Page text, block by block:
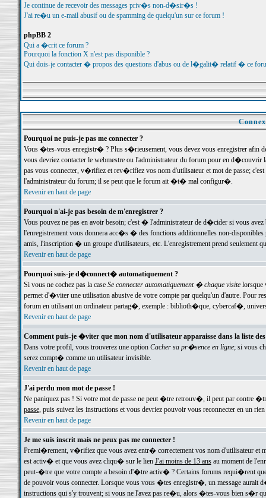
Je continue de recevoir des messages priv�s non-d�sir�s !
J'ai re�u un e-mail abusif ou de spamming de quelqu'un sur ce forum !
phpBB 2
Qui a �crit ce forum ?
Pourquoi la fonction X n'est pas disponible ?
Qui dois-je contacter � propos des questions d'abus ou de l�galit� relatif � ce
Pourquoi ne puis-je pas me connecter ?
Vous �tes-vous enregistr� ? Plus s�rieusement, vous devez vous enregistrer
vous devriez contacter le webmestre ou l'administrateur du forum pour en
pas vous connecter, v�rifiez et rev�rifiez vos nom d'utilisateur et mot de passe;
l'administrateur du forum; il se peut que le forum ait �t� mal configur�.
Revenir en haut de page
Pourquoi n'ai-je pas besoin de m'enregistrer ?
Vous pouvez ne pas en avoir besoin; c'est � l'administrateur de d�cider si vous
l'enregistrement vous donnera acc�s � des fonctions additionnelles non-
amis, l'inscription � un groupe d'utilisateurs, etc. L'enregistrement prend seulement
Revenir en haut de page
Pourquoi suis-je d�connect� automatiquement ?
Si vous ne cochez pas la case Se connecter automatiquement � chaque visitelorsque
permet d'�viter une utilisation abusive de votre compte par quelqu'un d'autre. Pour
forum en utilisant un ordinateur partag�, exemple : biblioth�que, cybercaf�,
Revenir en haut de page
Comment puis-je �viter que mon nom d'utilisateur apparaisse dans la liste
Dans votre profil, vous trouverez une option Cacher sa pr�sence en ligne; si vous
serez compt� comme un utilisateur invisible.
Revenir en haut de page
J'ai perdu mon mot de passe !
Ne paniquez pas ! Si votre mot de passe ne peut �tre retrouv�, il peut par contre
passe, puis suivez les instructions et vous devriez pouvoir vous reconnecter en un rien
Revenir en haut de page
Je me suis inscrit mais ne peux pas me connecter !
Premi�rement, v�rifiez que vous avez entr� correctement vos nom d'utilisateur
est activ� et que vous avez cliqu� sur le lien J'ai moins de 13 ansau moment de
peut-�tre que votre compte a besoin d'�tre activ� ? Certains forums requi�rent
de pouvoir vous connecter. Lorsque vous vous �tes enregistr�, un message aurait
instructions qui s'y trouvent; si vous ne l'avez pas re�u, alors �tes-vous bien s�r